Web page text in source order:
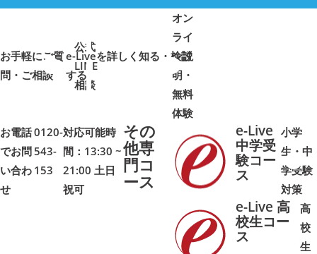
公式
LINE
相談
お手軽にご質
問・ご相談➜ ➜
オン
ライ
ン説
明・
無料
体験
e-Liveを詳しく知る・検討
する
➜➜
お電話
でお問
い合わ
せ
0120-
543-
153
対応可能時
間：13:30 ~
21:00 土日
祝可
その
他専
門コ
ース
e-Live
中学受
験コー
ス
小学
生・中
学受験
対策
➜➜
e-Live 高
校生コー
ス
高
校
生
➜➜